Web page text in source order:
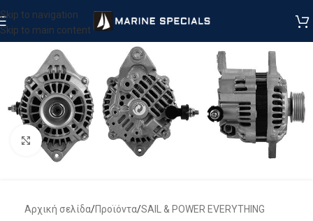
Skip to navigation
Skip to main content
Μεγέθυνση
Αρχική σελίδα/Προϊόντα/SAIL & POWER EVERYTHING